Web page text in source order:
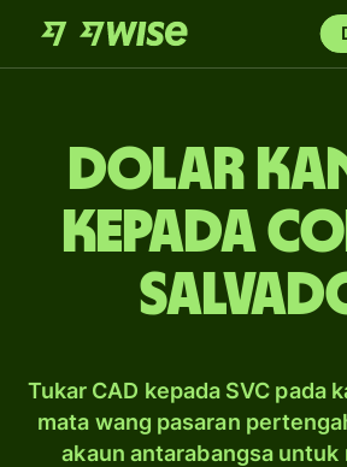
dolar
kepada
Tukar CAD kepada SVC pada
mata wang pasaran
akaun antarabangsa untuk